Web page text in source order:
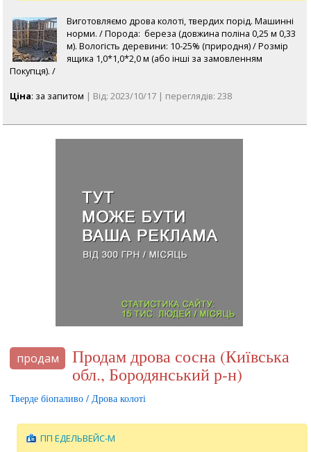
Виготовляємо дрова колоті, твердих порід. Машинні
норми. / Порода: береза (довжина поліна 0,25 м 0,33
м). Вологість деревини: 10-25% (природня) / Розмір
ящика 1,0*1,0*2,0 м (або інші за замовленням
Покупця). /
Ціна: за запитом | Від: 2023/10/17 | переглядів: 238
продам
Продам дрова сосна (Київська
обл., Бородянський р-н)
Тверде біопаливо / Дрова колоті
ПП ЕДЕЛЬВЕЙС-М